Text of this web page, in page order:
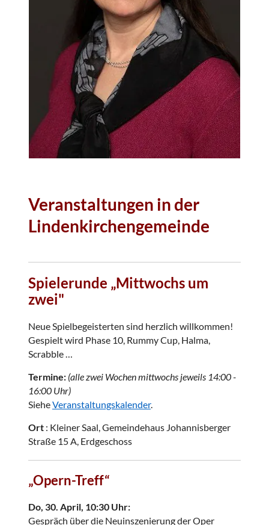
Veranstaltungen in der
Lindenkirchengemeinde
Spielerunde „Mittwochs um
zwei"
Neue Spielbegeisterten sind herzlich willkommen!
Gespielt wird Phase 10, Rummy Cup, Halma,
Scrabble …
Termine: (alle zwei Wochen mittwochs jeweils 14:00 -
16:00 Uhr)
SieheVeranstaltungskalender.
Ort : Kleiner Saal, Gemeindehaus Johannisberger
Straße 15 A, Erdgeschoss
„Opern-Treff“
Do, 30. April, 10:30 Uhr:
Gespräch über die Neuinszenierung der Oper